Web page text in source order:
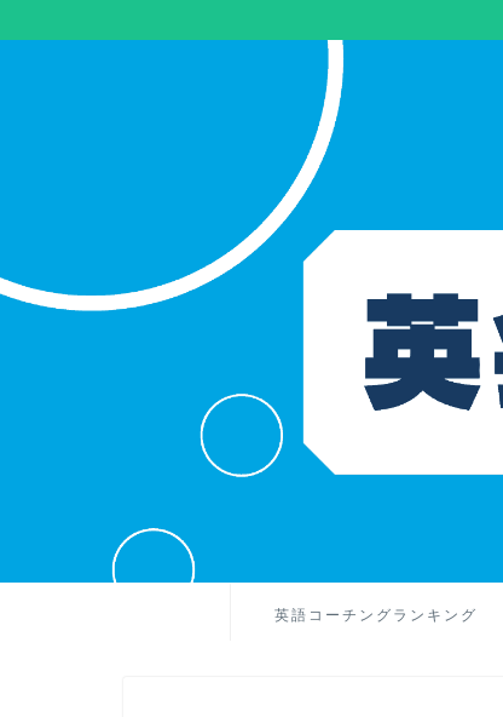
英語コーチングランキング